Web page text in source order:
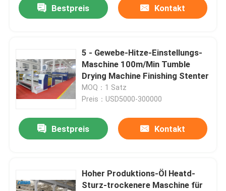
Bestpreis Kontakt
5 - Gewebe-Hitze-Einstellungs-
Maschine 100m/Min Tumble
Drying Machine Finishing Stenter
MOQ：1 Satz
Preis：USD5000-300000
Bestpreis Kontakt
Hoher Produktions-Öl Heatd-
Sturz-trockenere Maschine für